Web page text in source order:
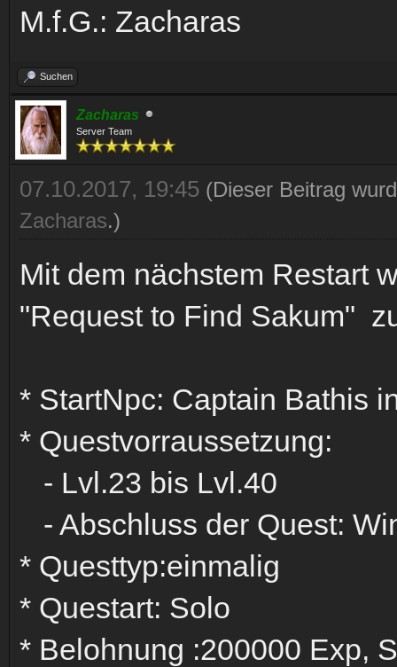
M.f.G.: Zacharas
Suchen
Zacharas
Server Team
07.10.2017, 19:45 (Dieser Beitrag
Zacharas.)
Mit dem nächstem Restart
"Request to Find Sakum"
* StartNpc: Captain Bathis
* Questvorraussetzung:
- Lvl.23 bis Lvl.40
- Abschluss der Quest:
* Questtyp:einmalig
* Questart: Solo
* Belohnung :200000 Exp,